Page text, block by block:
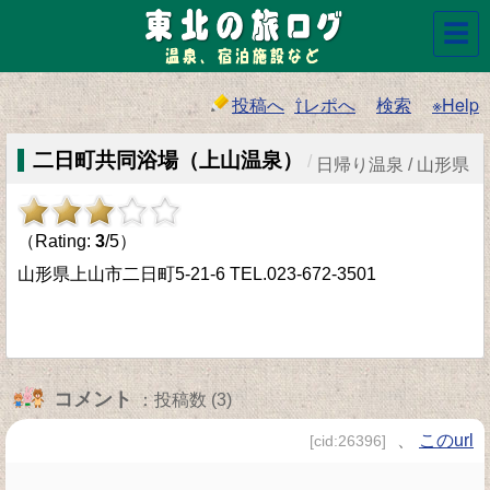
投稿へ ⇧レポへ 検索 ※Help
二日町共同浴場（上山温泉） / 日帰り温泉 / 山形県
（Rating: 3/5）
山形県上山市二日町5-21-6 TEL.023-672-3501
コメント：投稿数 (3)
[cid:26396] このurl
☰